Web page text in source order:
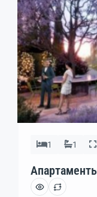
1 1
эт., код: